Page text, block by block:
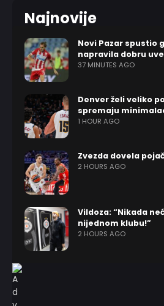
Najnovije
Novi Pazar spustio
napravila dobru
37 MINUTES AGO
Denver želi veliko
spremaju
1 HOUR AGO
Zvezda dovela
2 HOURS AGO
Vildoza: “Nikada
nijednom klubu!”
2 HOURS AGO